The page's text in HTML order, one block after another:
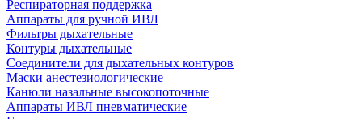
Респираторная поддержка
Аппараты для ручной ИВЛ
Фильтры дыхательные
Контуры дыхательные
Соединители для дыхательных контуров
Маски анестезиологические
Канюли назальные высокопоточные
Аппараты ИВЛ пневматические